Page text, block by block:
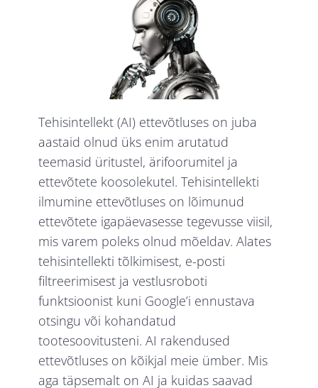
Tehisintellekt (AI) ettevõtluses on juba
aastaid olnud üks enim arutatud
teemasid üritustel, ärifoorumitel ja
ettevõtete koosolekutel. Tehisintellekti
ilmumine ettevõtluses on lõimunud
ettevõtete igapäevasesse tegevusse viisil,
mis varem poleks olnud mõeldav. Alates
tehisintellekti tõlkimisest, e-posti
filtreerimisest ja vestlusroboti
funktsioonist kuni Google’i ennustava
otsingu või kohandatud
tootesoovitusteni. AI rakendused
ettevõtluses on kõikjal meie ümber. Mis
aga täpsemalt on AI ja kuidas saavad